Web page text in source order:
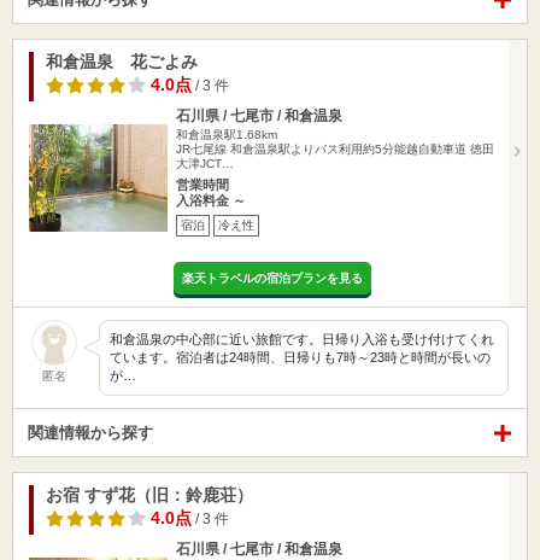
和倉温泉 花ごよみ
4.0点 / 3 件
石川県 / 七尾市 / 和倉温泉
和倉温泉駅1.68km
JR七尾線 和倉温泉駅よりバス利用約5分能越自動車道 徳田
大津JCT…
営業時間
入浴料金 ～
宿泊 冷え性
楽天トラベルの宿泊プランを見る
匿名
和倉温泉の中心部に近い旅館です。日帰り入浴も受け付けてくれ
ています。宿泊者は24時間、日帰りも7時～23時と時間が長いの
が…
関連情報から探す
お宿 すず花（旧：鈴鹿荘）
4.0点 / 3 件
石川県 / 七尾市 / 和倉温泉